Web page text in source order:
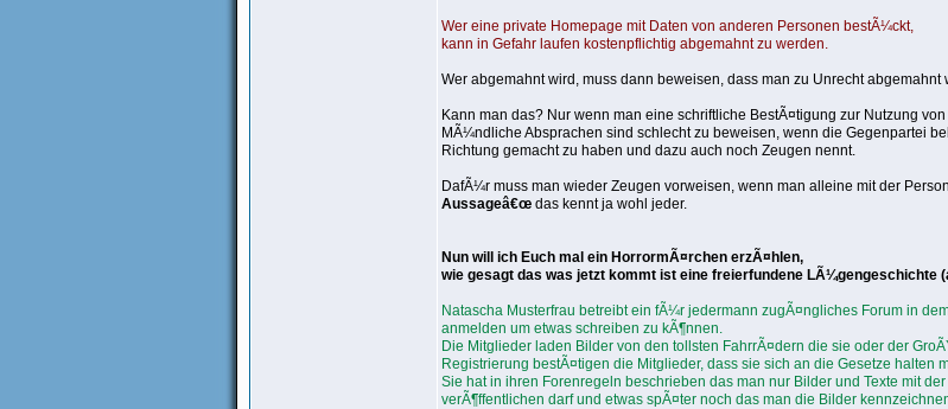
Wer eine private Homepage mit Daten von anderen Personen bestÃ¼ckt,
kann in Gefahr laufen kostenpflichtig abgemahnt zu werden.
Wer abgemahnt wird, muss dann beweisen, dass man zu Unrecht abgemahnt
Kann man das? Nur wenn man eine schriftliche BestÃ¤tigung zur Nutzung
MÃ¼ndliche Absprachen sind schlecht zu beweisen, wenn die Gegenpartei
Richtung gemacht zu haben und dazu auch noch Zeugen nennt.
DafÃ¼r muss man wieder Zeugen vorweisen, wenn man alleine mit der
Aussageâ€œ das kennt ja wohl jeder.
Nun will ich Euch mal ein HorrormÃ¤rchen erzÃ¤hlen,
wie gesagt das was jetzt kommt ist eine freierfundene LÃ¼gengeschichte
Natascha Musterfrau betreibt ein fÃ¼r jedermann zugÃ¤ngliches Forum in
anmelden um etwas schreiben zu kÃ¶nnen.
Die Mitglieder laden Bilder von den tollsten FahrrÃ¤dern die sie oder der
Registrierung bestÃ¤tigen die Mitglieder, dass sie sich an die Gesetze halten
Sie hat in ihren Forenregeln beschrieben das man nur Bilder und Texte mit
verÃ¶ffentlichen darf und etwas spÃ¤ter noch das man die Bilder